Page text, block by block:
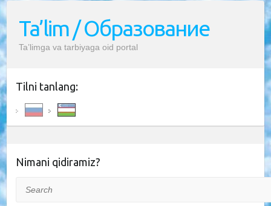
Ta’lim / Образование
Ta’limga va tarbiyaga oid portal
Tilni tanlang:
Nimani qidiramiz?